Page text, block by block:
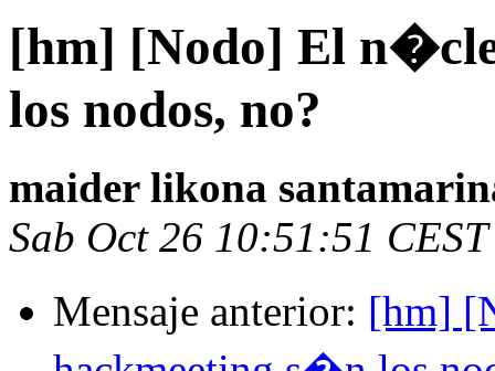
[hm] [Nodo] El
los nodos, no?
maider likona
Sab Oct 26 10:51:51
Mensaje anterior: [hm]